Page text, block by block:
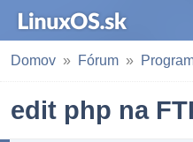
Domov Fórum
edit php na